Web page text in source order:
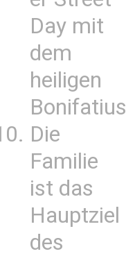
Day mit
dem
heiligen
Bonifatius
Die
Familie
ist das
Hauptziel
des